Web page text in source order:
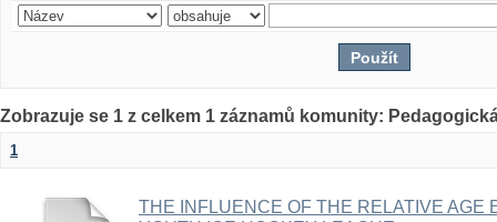
Zobrazuje se 1 z celkem 1 záznamů komunity:
1
THE INFLUENCE OF THE RELATIVE AGE